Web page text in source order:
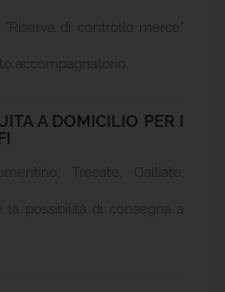
di controllo merce"
accompagnatorio.
A DOMICILIO PER I
Trecate, Galliate,
la possibilità di consegna a